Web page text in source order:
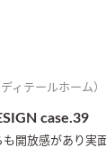
ィテールホーム）
case.39
も開放感があり実